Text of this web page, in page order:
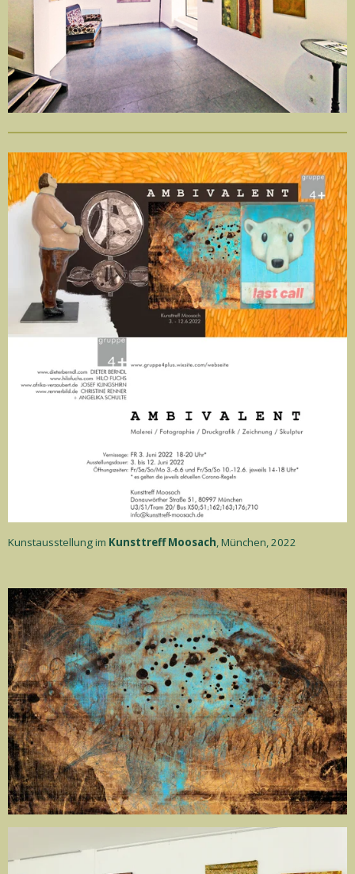
Kunstausstellung im Kunsttreff Moosach, München, 2022